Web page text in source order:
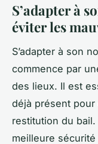
S’adapter à
éviter les
S’adapter à son
commence par
des lieux. Il est
déjà présent
restitution du
meilleure